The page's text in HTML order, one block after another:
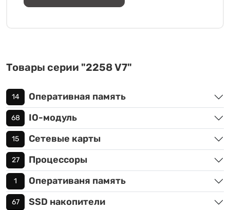
Товары серии "2258 V7"
14 Оперативная память
68 IO-модуль
15 Сетевые карты
27 Процессоры
1 Оперативаня память
67 SSD накопители